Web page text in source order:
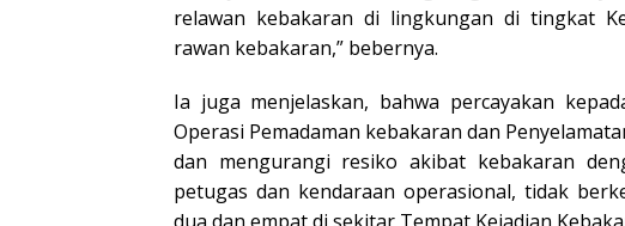
relawan kebakaran di lingkungan di tingkat
rawan kebakaran,” bebernya.
Ia juga menjelaskan, bahwa percayakan
Operasi Pemadaman kebakaran dan
dan mengurangi resiko akibat kebakaran
petugas dan kendaraan operasional, tidak